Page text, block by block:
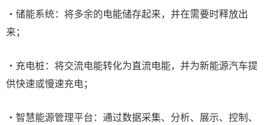
·储能系统：将多余的电能储存起来，并在需要时释放出
来；
·充电桩：将交流电能转化为直流电能，并为新能源汽车提
供快速或慢速充电；
·智慧能源管理平台：通过数据采集、分析、展示、控制、